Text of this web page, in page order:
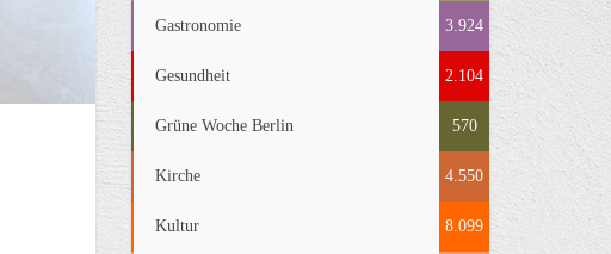
Gastronomie 3.924
Gesundheit 2.104
Grüne Woche Berlin 570
Kirche 4.550
Kultur 8.099